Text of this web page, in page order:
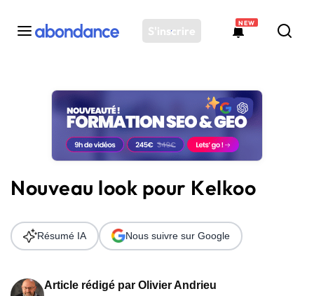
S'inscrire
NEW
Toutes les actus
Actus SEO
Plateforme
Solutions
Ressources
Audit SEO
Nouveau look pour Kelkoo
Article rédigé par Olivier Andrieu
Résumé IA Nous suivre sur Google